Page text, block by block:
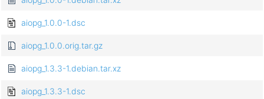
aiopg_1.0.0-1.dsc
aiopg_1.0.0.orig.tar.gz
aiopg_1.3.3-1.debian.tar.xz
aiopg_1.3.3-1.dsc